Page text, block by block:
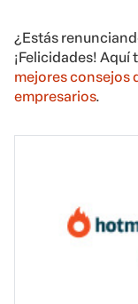
¿Estás
¡Felicidades!
mejores consejos
empresarios.